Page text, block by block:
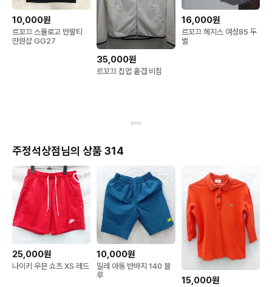
10,000원
르꼬끄 스몰로고 반팔티
만원샵 GG27
35,000원
르꼬끄 집업 홑겹 비침
16,000원
르꼬끄 헤지스 여성85 두
벌
주정석상점님의 상품 314
25,000원
나이키 우븐 쇼츠 XS 레드
10,000원
밀레 아동 반바지 140 블
루
15,000원